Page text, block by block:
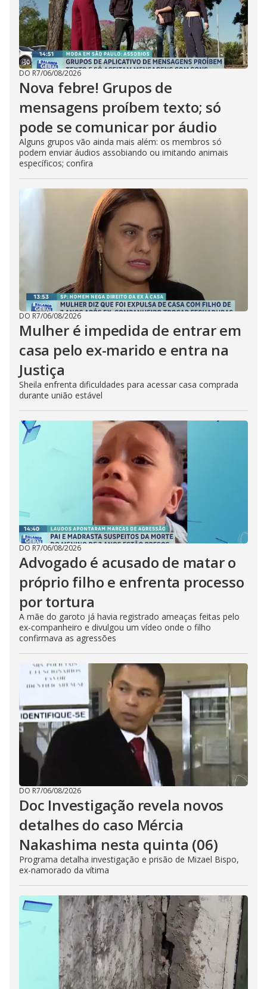
DO R7/06/08/2026
Nova febre! Grupos de
mensagens proíbem texto; só
pode se comunicar por áudio
Alguns grupos vão ainda mais além: os membros só
podem enviar áudios assobiando ou imitando animais
específicos; confira
DO R7/06/08/2026
Mulher é impedida de entrar em
casa pelo ex-marido e entra na
Justiça
Sheila enfrenta dificuldades para acessar casa comprada
durante união estável
DO R7/06/08/2026
Advogado é acusado de matar o
próprio filho e enfrenta processo
por tortura
A mãe do garoto já havia registrado ameaças feitas pelo
ex-companheiro e divulgou um vídeo onde o filho
confirmava as agressões
DO R7/06/08/2026
Doc Investigação revela novos
detalhes do caso Mércia
Nakashima nesta quinta (06)
Programa detalha investigação e prisão de Mizael Bispo,
ex-namorado da vítima